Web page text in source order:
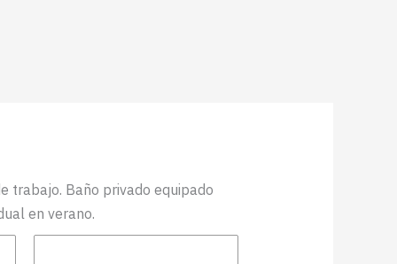
trabajo. Baño privado equipado
en verano.